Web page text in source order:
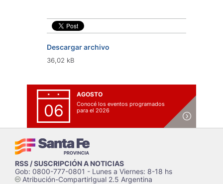
Descargar archivo
36,02 kB
06
AGOSTO
Conocé los eventos programados
para el 2026
RSS / SUSCRIPCIÓN A NOTICIAS
Gob: 0800-777-0801 - Lunes a Viernes: 8-18 hs
cAtribución-CompartirIgual 2.5 Argentina